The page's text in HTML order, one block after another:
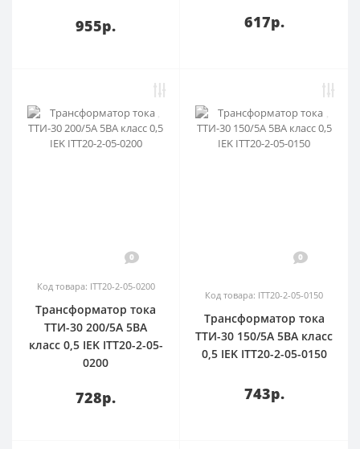
955р. 617р.
0
Код товара: ITT20-2-05-0200
Трансформатор тока
ТТИ-30 200/5А 5ВА
класс 0,5 IEK ITT20-2-05-
0200
728р.
0
Код товара: ITT20-2-05-0150
Трансформатор тока
ТТИ-30 150/5А 5ВА класс
0,5 IEK ITT20-2-05-0150
743р.